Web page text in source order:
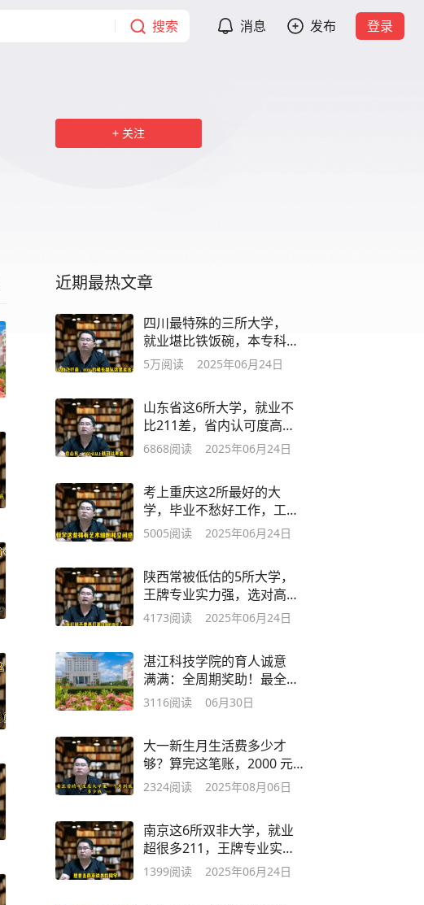
搜索 消息 发布 登录
关注
近期最热文章
四川最特殊的三所大学，
就业堪比铁饭碗，本专科
都有机会。
5万阅读 2025年06月24日
山东省这6所大学，就业不
比211差，省内认可度高高
低分都有机
6868阅读 2025年06月24日
考上重庆这2所最好的大
学，毕业不愁好工作，工作
体面发展好
5005阅读 2025年06月24日
陕西常被低估的5所大学，
王牌专业实力强，选对高薪
工作随你挑
4173阅读 2025年06月24日
湛江科技学院的育人诚意
满满：全周期奖助！最全
激励政策来了！
3116阅读 06月30日
大一新生月生活费多少才
够？算完这笔账，2000 元
竟是 “保底线”
2324阅读 2025年08月06日
南京这6所双非大学，就业
超很多211，王牌专业实力
强单位抢着要
1399阅读 2025年06月24日